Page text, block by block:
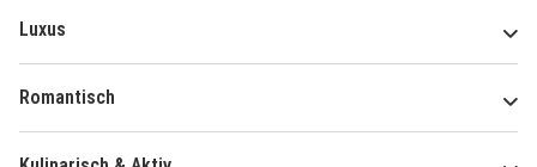
Luxus
Romantisch